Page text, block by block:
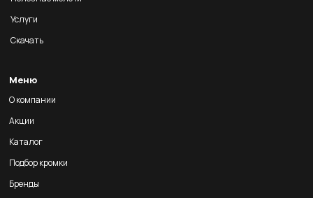
Услуги
Скачать
Меню
О компании
Акции
Каталог
Подбор кромки
Бренды